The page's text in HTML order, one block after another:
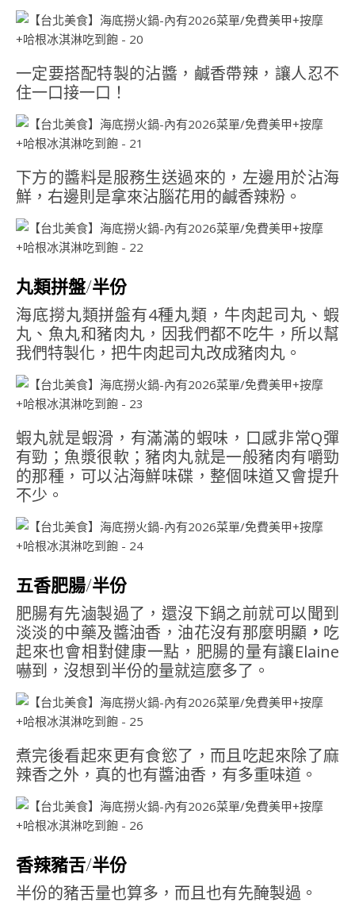
一定要搭配特製的沾醬，鹹香帶辣，讓人忍不
住一口接一口！
下方的醬料是服務生送過來的，左邊用於沾海
鮮，右邊則是拿來沾腦花用的鹹香辣粉。
丸類拼盤/半份
海底撈丸類拼盤有4種丸類，牛肉起司丸、蝦
丸、魚丸和豬肉丸，因我們都不吃牛，所以幫
我們特製化，把牛肉起司丸改成豬肉丸。
蝦丸就是蝦滑，有滿滿的蝦味，口感非常Q彈
有勁；魚漿很軟；豬肉丸就是一般豬肉有嚼勁
的那種，可以沾海鮮味碟，整個味道又會提升
不少。
五香肥腸/半份
肥腸有先滷製過了，還沒下鍋之前就可以聞到
淡淡的中藥及醬油香，油花沒有那麼明顯 ， 吃
起來也會相對健康一點，肥腸的量有讓Elaine
嚇到，沒想到半份的量就這麼多了。
煮完後看起來更有食慾了，而且吃起來除了麻
辣香之外，真的也有醬油香，有多重味道。
香辣豬舌/半份
半份的豬舌量也算多，而且也有先醃製過。